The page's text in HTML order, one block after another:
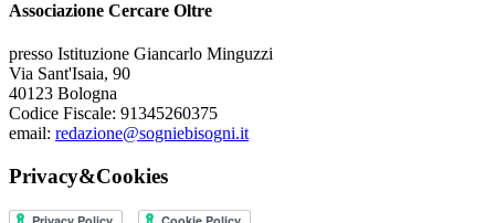
Associazione Cercare Oltre
presso Istituzione Giancarlo Minguzzi
Via Sant'Isaia, 90
40123 Bologna
Codice Fiscale: 91345260375
email: redazione@sogniebisogni.it
Privacy&Cookies